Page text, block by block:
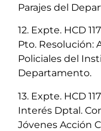
Parajes del
12. Expte. HCD
Pto. Resolución:
Policiales del
Departamento.
13. Expte. HCD
Interés Dptal.
Jóvenes Acción